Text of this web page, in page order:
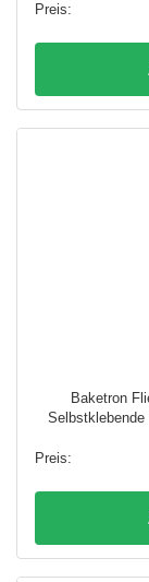
Baketron
Selbstklebende